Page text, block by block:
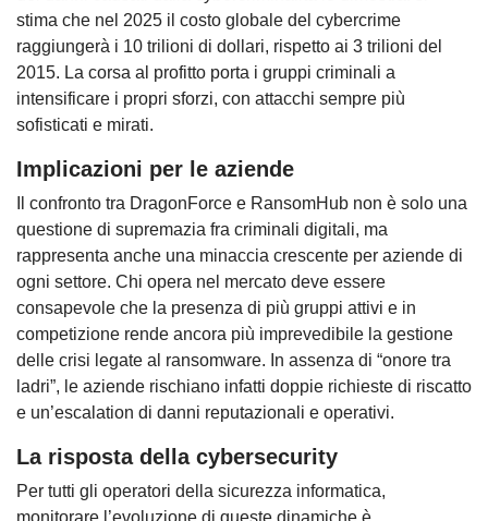
stima che nel 2025 il costo globale del cybercrime
raggiungerà i 10 trilioni di dollari, rispetto ai 3 trilioni del
2015. La corsa al profitto porta i gruppi criminali a
intensificare i propri sforzi, con attacchi sempre più
sofisticati e mirati.
Implicazioni per le aziende
Il confronto tra DragonForce e RansomHub non è solo una
questione di supremazia fra criminali digitali, ma
rappresenta anche una minaccia crescente per aziende di
ogni settore. Chi opera nel mercato deve essere
consapevole che la presenza di più gruppi attivi e in
competizione rende ancora più imprevedibile la gestione
delle crisi legate al ransomware. In assenza di “onore tra
ladri”, le aziende rischiano infatti doppie richieste di riscatto
e un’escalation di danni reputazionali e operativi.
La risposta della cybersecurity
Per tutti gli operatori della sicurezza informatica,
monitorare l’evoluzione di queste dinamiche è